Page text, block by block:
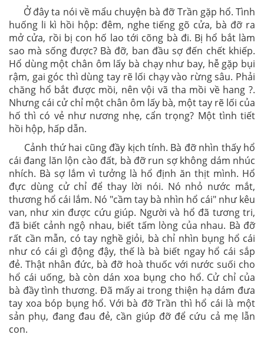
Ở đây ta nói về mẩu chuyện bà đỡ Trần gặp hổ. Tình
huống li kì hồi hộp: đêm, nghe tiếng gõ cửa, bà đỡ ra
mở cửa, rồi bị con hố lao tới cõng bà đi. Bị hổ bắt làm
sao mà sống được? Bà đỡ, ban đầu sợ đến chết khiếp.
Hổ dùng một chân ôm lấy bà chạy như bay, hễ gặp bụi
rậm, gai góc thì dùng tay rẽ lối chạy vào rừng sâu. Phải
chăng hổ bắt được mồi, nên vội vã tha mồi về hang ?.
Nhưng cái cử chỉ một chân ôm lấy bà, một tay rẽ lối của
hố thì có vẻ như nương nhẹ, cẩn trọng? Một tình tiết
hồi hộp, hấp dẫn.
Cảnh thứ hai cũng đầy kịch tính. Bà đỡ nhìn thấy hổ
cái đang lăn lộn cào đất, bà đỡ run sợ không dám nhúc
nhích. Bà sợ lắm vì tưởng là hổ định ăn thịt mình. Hổ
đực dùng cử chỉ để thay lời nói. Nó nhỏ nước mắt,
thương hổ cái lắm. Nó "cầm tay bà nhìn hổ cái" như kêu
van, như xin được cứu giúp. Người và hổ đã tương tri,
đã biết cảnh ngộ nhau, biết tấm lòng của nhau. Bà đỡ
rất cần mẫn, có tay nghề giỏi, bà chỉ nhìn bụng hổ cái
như có cái gì động đậy, thế là bà biết ngay hổ cái sắp
đẻ. Thật nhân đức, bà đỡ hoà thuốc với nước suối cho
hổ cái uống, bà còn dán xoa bụng cho hổ. Cử chỉ của
bà đầy tình thương. Đã mấy ai trong thiện hạ dám đưa
tay xoa bóp bụng hổ. Với bà đỡ Trần thì hổ cái là một
sản phụ, đang đau đẻ, cần giúp đỡ để cứu cả mẹ lẫn
con.